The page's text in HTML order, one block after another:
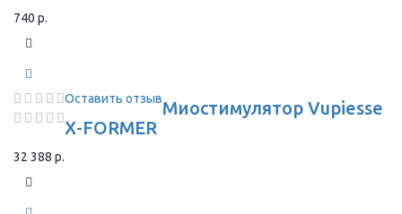
740 р.
Оставить отзывМиостимулятор Vupiesse
X-FORMER
32 388 р.